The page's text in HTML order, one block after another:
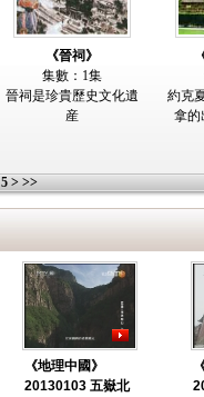
《晉祠》
集數：1集
晉祠是珍貴歷史文化遺
産
約克
拿的
5 > >>
《地理中國》
20130103 五嶽北